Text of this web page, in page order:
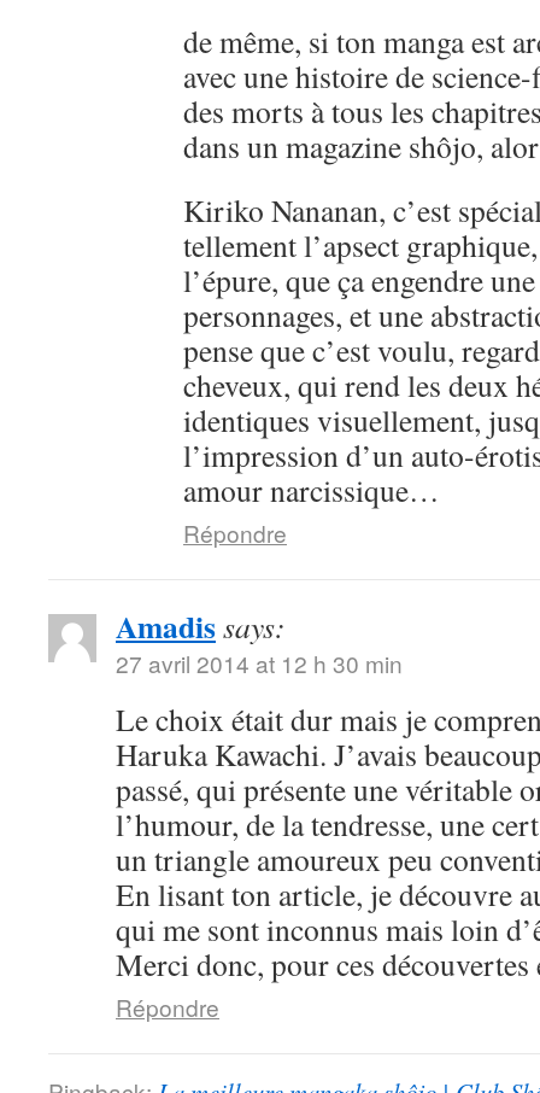
de même, si ton manga est
avec une histoire de
des morts à tous les
dans un magazine shôjo,
Kiriko Nananan, c’est
tellement l’apsect
l’épure, que ça engendre
personnages, et une
pense que c’est voulu,
cheveux, qui rend les deux
identiques visuellement,
l’impression d’un auto-
amour narcissique…
Répondre
Amadissays:
27 avril 2014 at 12 h 30 min
Le choix était dur mais je
Haruka Kawachi. J’avais
passé, qui présente une véritable
l’humour, de la tendresse, une
un triangle amoureux peu
En lisant ton article, je découvre
qui me sont inconnus mais loin
Merci donc, pour ces
Répondre